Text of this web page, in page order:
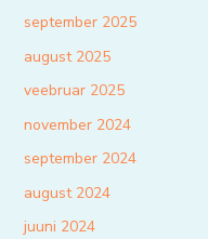
september 2025
august 2025
veebruar 2025
november 2024
september 2024
august 2024
juuni 2024